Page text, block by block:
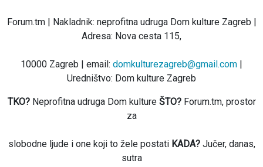
Forum.tm | Nakladnik: neprofitna udruga Dom kulture Zagreb |
Adresa: Nova cesta 115,
10000 Zagreb | email: domkulturezagreb@gmail.com |
Uredništvo: Dom kulture Zagreb
TKO?Neprofitna udruga Dom kulture ŠTO?Forum.tm, prostor
za
slobodne ljude i one koji to žele postati KADA?Jučer, danas,
sutra